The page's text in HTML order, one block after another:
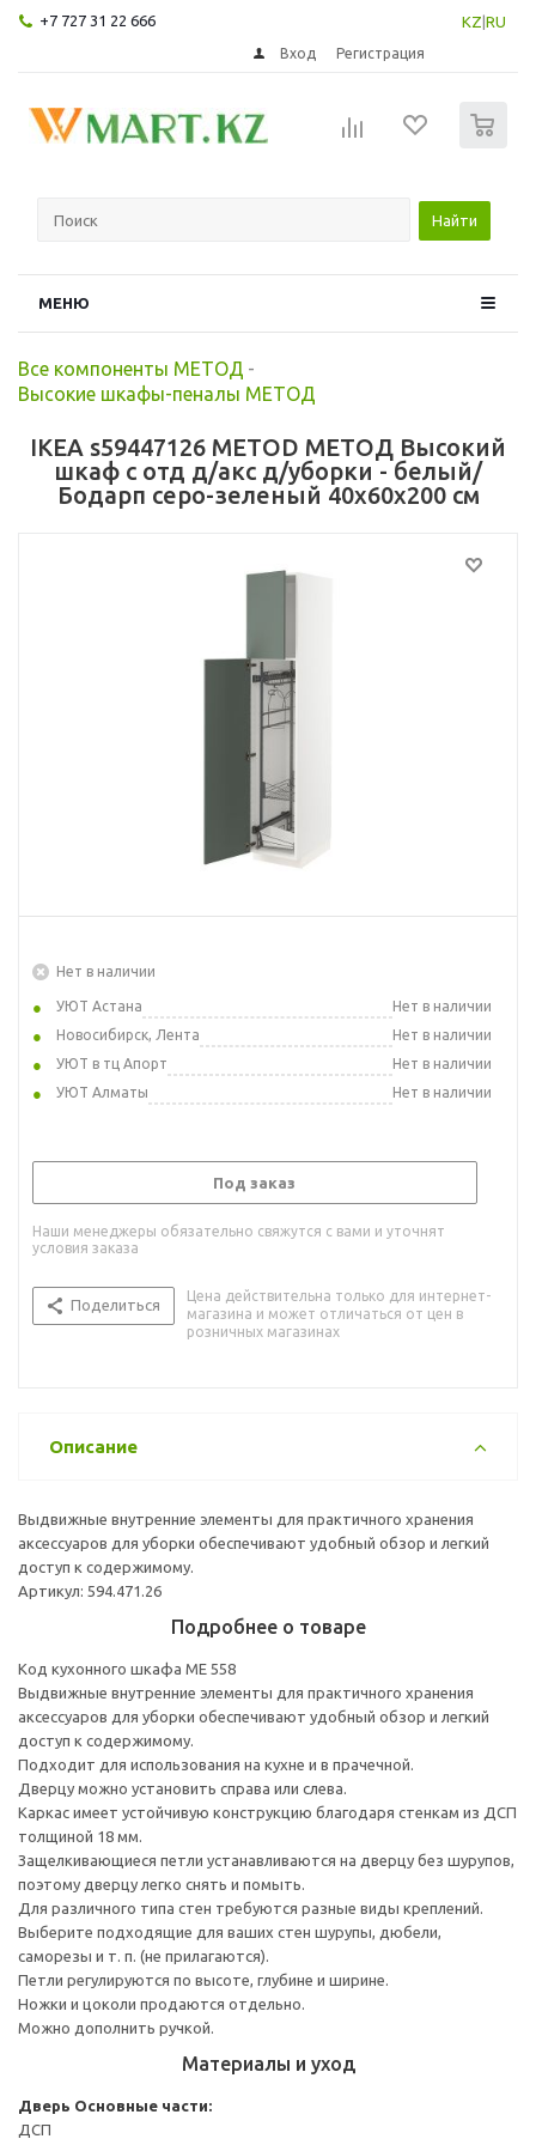
+7 727 31 22 666 KZ RU
Вход Регистрация
Найти
МЕНЮ
Все компоненты МЕТОД -
Высокие шкафы-пеналы МЕТОД
IKEA s59447126 METOD МЕТОД Высокий
шкаф с отд д/акс д/уборки - белый/
Бодарп серо-зеленый 40x60x200 см
Нет в наличии
УЮТ Астана
Нет в наличии
Новосибирск, Лента
Нет в наличии
УЮТ в тц Апорт
Нет в наличии
УЮТ Алматы
Нет в наличии
Под заказ
Наши менеджеры обязательно свяжутся с вами и уточнят
условия заказа
Поделиться
Цена действительна только для интернет-
магазина и может отличаться от цен в
розничных магазинах
Описание
Выдвижные внутренние элементы для практичного хранения
аксессуаров для уборки обеспечивают удобный обзор и легкий
доступ к содержимому.
Артикул: 594.471.26
Подробнее о товаре
Код кухонного шкафа ME 558
Выдвижные внутренние элементы для практичного хранения
аксессуаров для уборки обеспечивают удобный обзор и легкий
доступ к содержимому.
Подходит для использования на кухне и в прачечной.
Дверцу можно установить справа или слева.
Каркас имеет устойчивую конструкцию благодаря стенкам из ДСП
толщиной 18 мм.
Защелкивающиеся петли устанавливаются на дверцу без шурупов,
поэтому дверцу легко снять и помыть.
Для различного типа стен требуются разные виды креплений.
Выберите подходящие для ваших стен шурупы, дюбели,
саморезы и т. п. (не прилагаются).
Петли регулируются по высоте, глубине и ширине.
Ножки и цоколи продаются отдельно.
Можно дополнить ручкой.
Материалы и уход
Дверь Основные части:
ДСП